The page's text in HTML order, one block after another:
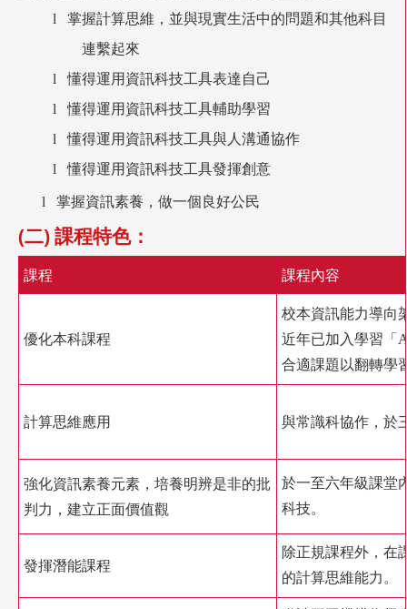
l
掌握計算思維，並與現實生活中的問題和其他科目
連繫起來
l
懂得運用資訊科技工具表達自己
l
懂得運用資訊科技工具輔助學習
l
懂得運用資訊科技工具與人溝通協作
l
懂得運用資訊科技工具發揮創意
l 掌握資訊素養，做一個良好公民
(二) 課程特色：
課程 課程內容
優化本科課程
校本資訊能力導向
近年已加入學習「
合適課題以翻轉學
計算思維應用 與常識科協作，於
強化資訊素養元素，培養明辨是非的批
判力，建立正面價值觀
於一至六年級課堂
科技。
發揮潛能課程
除正規課程外，在
的計算思維能力。